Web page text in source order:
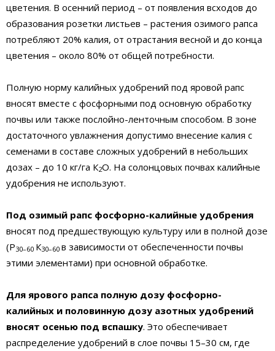
цветения. В осенний период – от появления всходов до
образования розетки листьев – растения озимого рапса
потребляют 20% калия, от отрастания весной и до конца
цветения – около 80% от общей потребности.
Полную норму калийных удобрений под яровой рапс
вносят вместе с фосфорными под основную обработку
почвы или также послойно-ленточным способом. В зоне
достаточного увлажнения допустимо внесение калия с
семенами в составе сложных удобрений в небольших
дозах – до 10 кг/га К2О. На солонцовых почвах калийные
удобрения не используют.
Под озимый рапс фосфорно-калийные удобрения
вносят под предшествующую культуру или в полной дозе
(Р30–60 К30–60 в зависимости от обеспеченности почвы
этими элементами) при основной обработке.
Для ярового рапса полную дозу фосфорно-
калийных и половинную дозу азотных удобрений
вносят осенью под вспашку. Это обеспечивает
распределение удобрений в слое почвы 15–30 см, где